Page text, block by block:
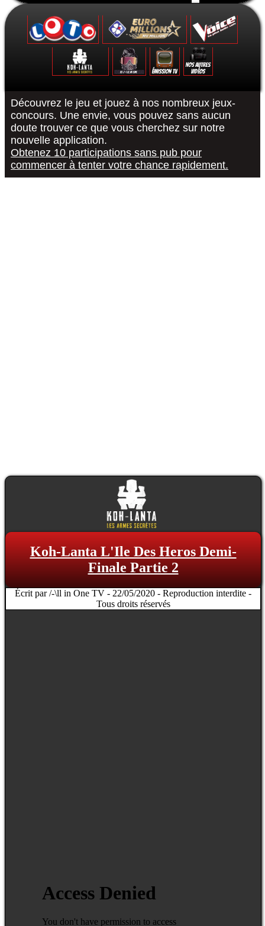
Formulaire de contact
Loto : le tirage du 27 août 2022
Euromillions : tirage du 6 septembre Euro
Koh-Lanta : Les Poteaux - La Finale - Koh-Lanta :
The Voice 10 - La Finale - 15/05/2021 The Voice
Le Grand Quiz - Permis De Conduire -
"R or B #RorB"
District Z : Épisode 3 - 25/12/2020 Les 12
Découvrez le jeu et jouez à nos nombreux jeux-
concours. Une envie, vous pouvez sans aucun
doute trouver ce que vous cherchez sur notre
nouvelle application.
Obtenez 10 participations sans pub pour
commencer à tenter votre chance rapidement.
Koh-Lanta L'Ile Des Heros Demi-
Finale Partie 2
Écrit par /-\ll in One TV - 22/05/2020 - Reproduction interdite -
Tous droits réservés